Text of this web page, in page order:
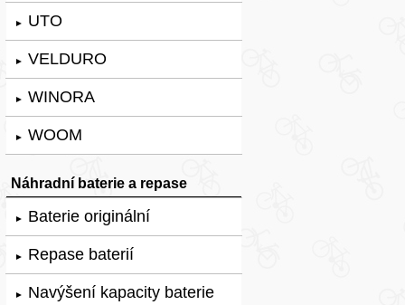
► UTO
► VELDURO
► WINORA
► WOOM
Náhradní baterie a repase
► Baterie originální
► Repase baterií
► Navýšení kapacity baterie